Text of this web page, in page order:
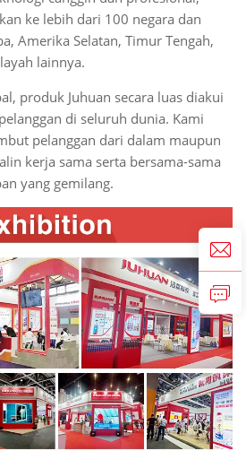
ke lebih dari 100 negara dan
Amerika Selatan, Timur Tengah,
lainnya.
produk Juhuan secara luas diakui
di seluruh dunia. Kami
pelanggan dari dalam maupun
kerja sama serta bersama-sama
yang gemilang.